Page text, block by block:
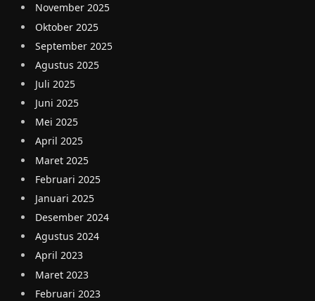
November 2025
Oktober 2025
September 2025
Agustus 2025
Juli 2025
Juni 2025
Mei 2025
April 2025
Maret 2025
Februari 2025
Januari 2025
Desember 2024
Agustus 2024
April 2023
Maret 2023
Februari 2023